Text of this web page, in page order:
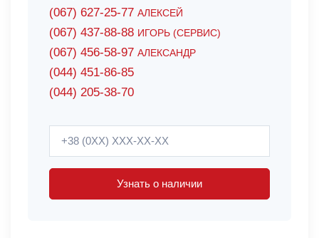
(067) 627-25-77 АЛЕКСЕЙ
(067) 437-88-88 ИГОРЬ (СЕРВИС)
(067) 456-58-97 АЛЕКСАНДР
(044) 451-86-85
(044) 205-38-70
Узнать о наличии